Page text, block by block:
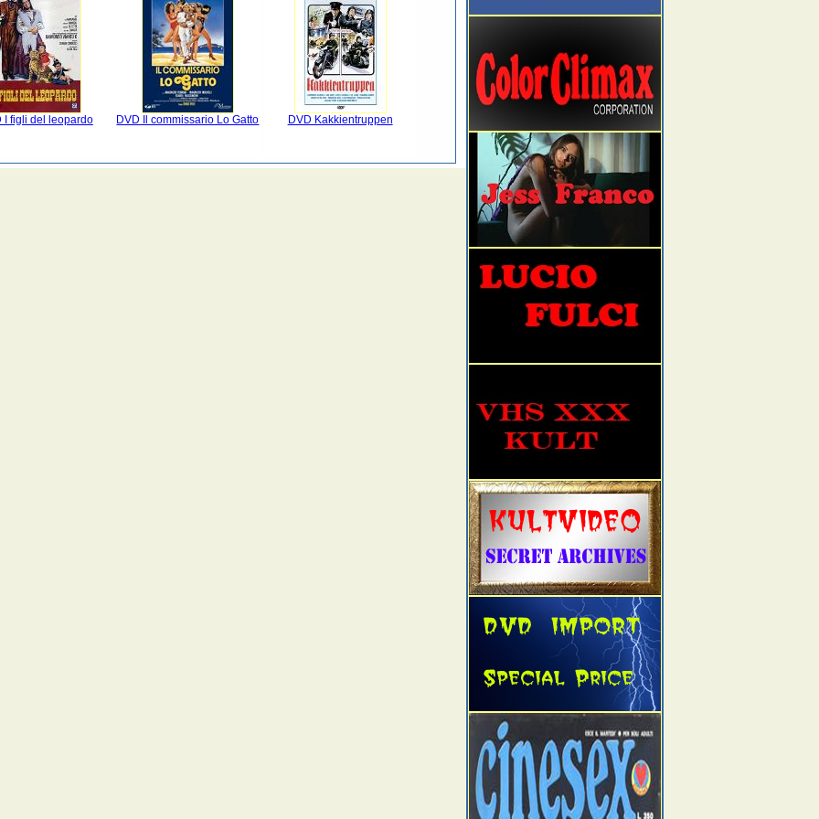
I figli del leopardo DVD Il commissario Lo Gatto DVD Kakkientruppen